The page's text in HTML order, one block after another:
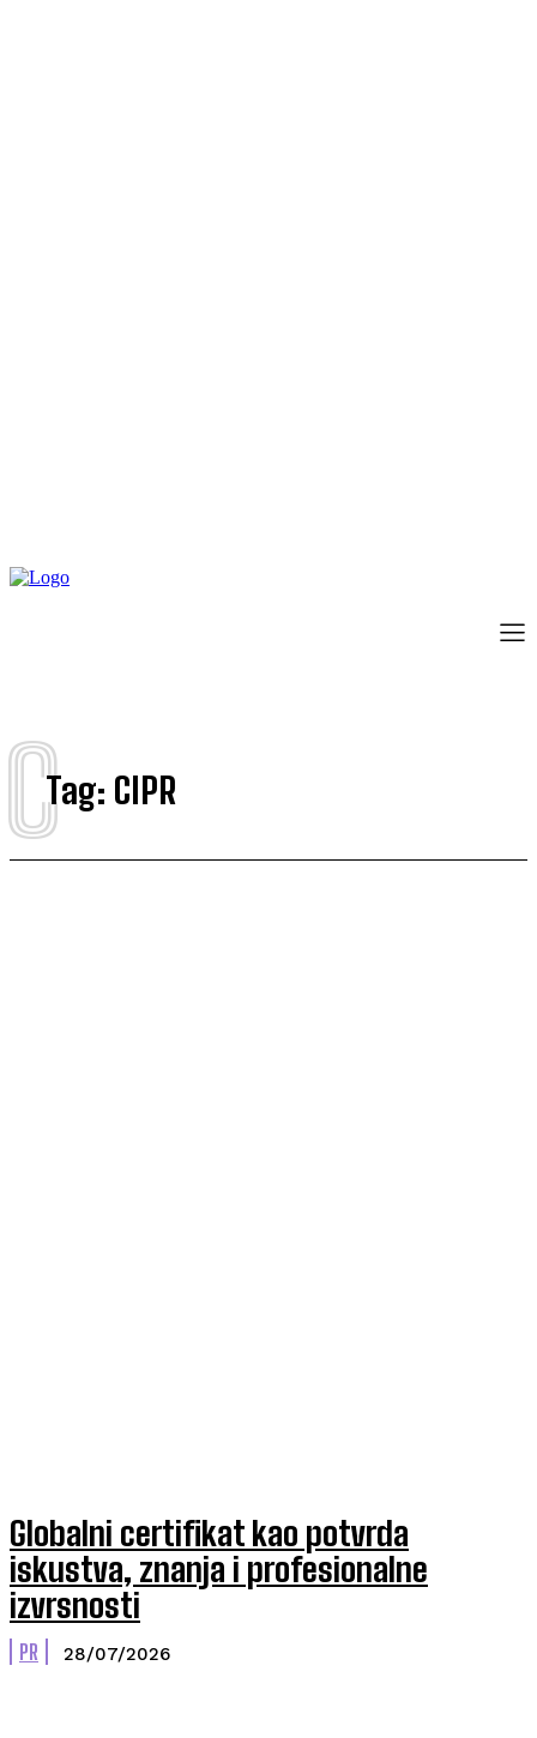
Tag: CIPR
C
Globalni certifikat kao potvrda
iskustva, znanja i profesionalne
izvrsnosti
PR 28/07/2026